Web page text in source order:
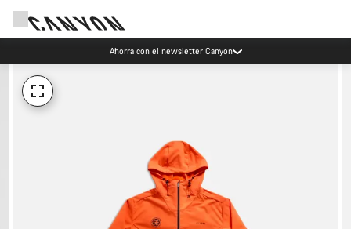
Eventos Canyon